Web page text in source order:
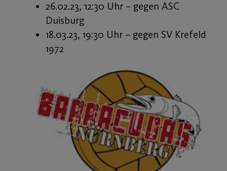
26.02.23, 12:30 Uhr – gegen ASC
Duisburg
18.03.23, 19:30 Uhr – gegen SV Krefeld
1972